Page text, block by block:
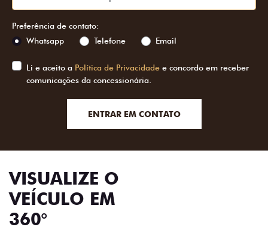
Preferência de contato:
Whatsapp
Telefone Email
Li e aceito a Política de Privacidade e concordo em receber
comunicações da concessionária.
ENTRAR EM CONTATO
VISUALIZE O
VEÍCULO EM
360°